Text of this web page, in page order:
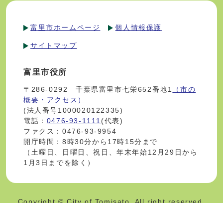
富里市ホームページ 個人情報保護
サイトマップ
富里市役所
〒286-0292 千葉県富里市七栄652番地1
（市の
概要・アクセス）
(法人番号1000020122335)
電話： 0476-93-1111(代表)
ファクス：0476-93-9954
開庁時間：8時30分から17時15分まで
（土曜日、日曜日、祝日、年末年始12月29日から
1月3日までを除く）